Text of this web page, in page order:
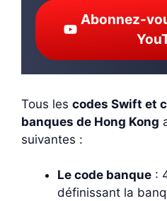
Abonnez-
Tous les codes Swift et
banques de Hong Kong
suivantes :
Le code banque :
définissant la